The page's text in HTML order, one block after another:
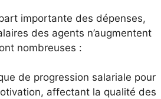
importante des dépenses,
des agents n’augmentent
nombreuses :
de progression salariale pour
affectant la qualité des